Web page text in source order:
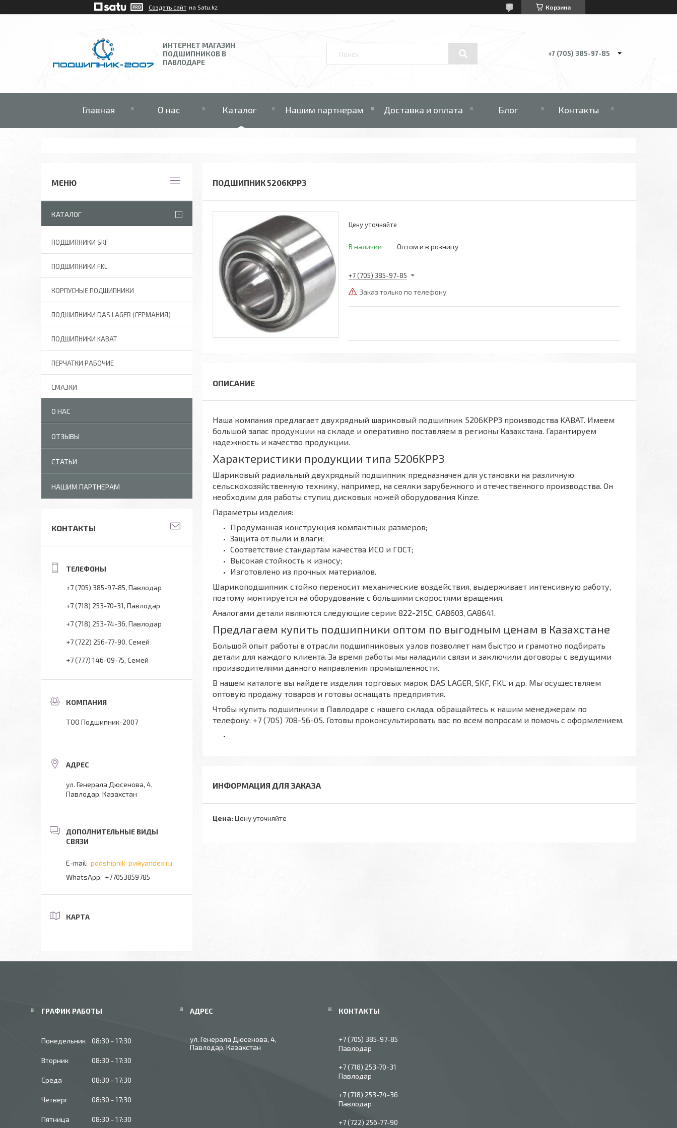
Создать сайт на Satu.kz Корзина
ИНТЕРНЕТ МАГАЗИН
ПОДШИПНИКОВ В
ПАВЛОДАРЕ
+7 (705) 385-97-85
Главная О нас Каталог Нашим партнерам Доставка и оплата Блог Контакты
ПОДШИПНИК 5206KPP3
Цену уточняйте
В наличии Оптом и в розницу
+7 (705) 385-97-85
Заказ только по телефону
Наша компания предлагает двухрядный шариковый подшипник 5206KPP3 производства KABAT. Имеем
большой запас продукции на складе и оперативно поставляем в регионы Казахстана. Гарантируем
надежность и качество продукции.
Характеристики продукции типа 5206KPP3
Шариковый радиальный двухрядный подшипник предназначен для установки на различную
сельскохозяйственную технику, например, на сеялки зарубежного и отечественного производства. Он
необходим для работы ступиц дисковых ножей оборудования Kinze.
Параметры изделия:
Продуманная конструкция компактных размеров;
Защита от пыли и влаги;
Соответствие стандартам качества ИСО и ГОСТ;
Высокая стойкость к износу;
Изготовлено из прочных материалов.
Шарикоподшипник стойко переносит механические воздействия, выдерживает интенсивную работу,
поэтому монтируется на оборудование с большими скоростями вращения.
Аналогами детали являются следующие серии: 822-215С, GA8603, GA8641.
Предлагаем купить подшипники оптом по выгодным ценам в Казахстане
Большой опыт работы в отрасли подшипниковых узлов позволяет нам быстро и грамотно подбирать
детали для каждого клиента. За время работы мы наладили связи и заключили договоры с ведущими
производителями данного направления промышленности.
В нашем каталоге вы найдете изделия торговых марок DAS LAGER, SKF, FKL и др. Мы осуществляем
оптовую продажу товаров и готовы оснащать предприятия.
Чтобы купить подшипники в Павлодаре с нашего склада, обращайтесь к нашим менеджерам по
телефону: +7 (705) 708-56-05. Готовы проконсультировать вас по всем вопросам и помочь с оформлением.
ИНФОРМАЦИЯ ДЛЯ ЗАКАЗА
Цена: Цену уточняйте
КАТАЛОГ
ПОДШИПНИКИ SKF
ПОДШИПНИКИ FKL
КОРПУСНЫЕ ПОДШИПНИКИ
ПОДШИПНИКИ DAS LAGER (ГЕРМАНИЯ)
ПОДШИПНИКИ KABAT
ПЕРЧАТКИ РАБОЧИЕ
СМАЗКИ
О НАС
ОТЗЫВЫ
СТАТЬИ
НАШИМ ПАРТНЕРАМ
КОНТАКТЫ
+7 (705) 385-97-85 Павлодар
+7 (718) 253-70-31 Павлодар
+7 (718) 253-74-36 Павлодар
+7 (722) 256-77-90 Семей
+7 (777) 146-09-75 Семей
ТОО Подшипник-2007
ул. Генерала Дюсенова, 4,
Павлодар, Казахстан
podshipnik-pv@yandex.ru
+77053859785
КАРТА
ГРАФИК РАБОТЫ
Понедельник 08:30 17:30
Вторник 08:30 17:30
Среда 08:30 17:30
Четверг 08:30 17:30
Пятница 08:30 17:30
ул. Генерала Дюсенова, 4,
Павлодар, Казахстан
+7 (705) 385-97-85
Павлодар
+7 (718) 253-70-31
Павлодар
+7 (718) 253-74-36
Павлодар
+7 (722) 256-77-90